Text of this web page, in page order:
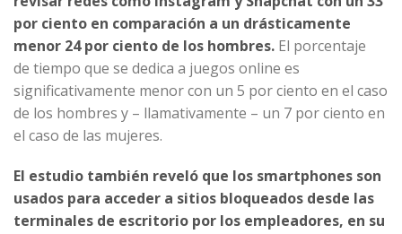
por ciento en comparación a un drásticamente
menor 24 por ciento de los hombres. El porcentaje
de tiempo que se dedica a juegos online es
significativamente menor con un 5 por ciento en el caso
de los hombres y – llamativamente – un 7 por ciento en
el caso de las mujeres.
El estudio también reveló que los smartphones son
usados para acceder a sitios bloqueados desde las
terminales de escritorio por los empleadores, en su